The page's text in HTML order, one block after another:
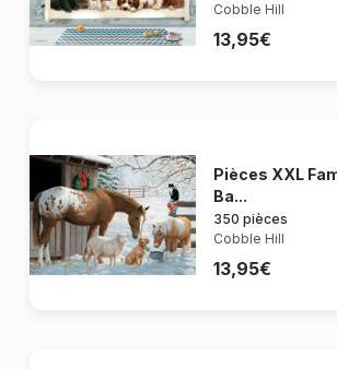
Cobble Hill
13,95€
Pièces XXL
Ba...
350 pièces
Cobble Hill
13,95€